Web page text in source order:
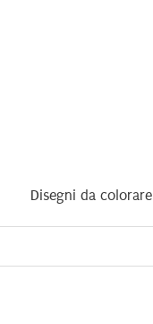
Disegni da colorare